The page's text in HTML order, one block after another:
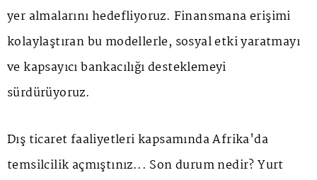
yer almalarını hedefliyoruz. Finansmana erişimi
kolaylaştıran bu modellerle, sosyal etki yaratmayı
ve kapsayıcı bankacılığı desteklemeyi
sürdürüyoruz.
Dış ticaret faaliyetleri kapsamında Afrika'da
temsilcilik açmıştınız... Son durum nedir? Yurt